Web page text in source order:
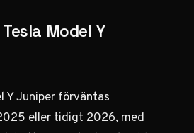
Model Y
Y Juniper förväntas
eller tidigt 2026, med